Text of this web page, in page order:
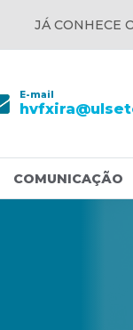
JÁ CONHECE
E-mail
COMUNICAÇÃO